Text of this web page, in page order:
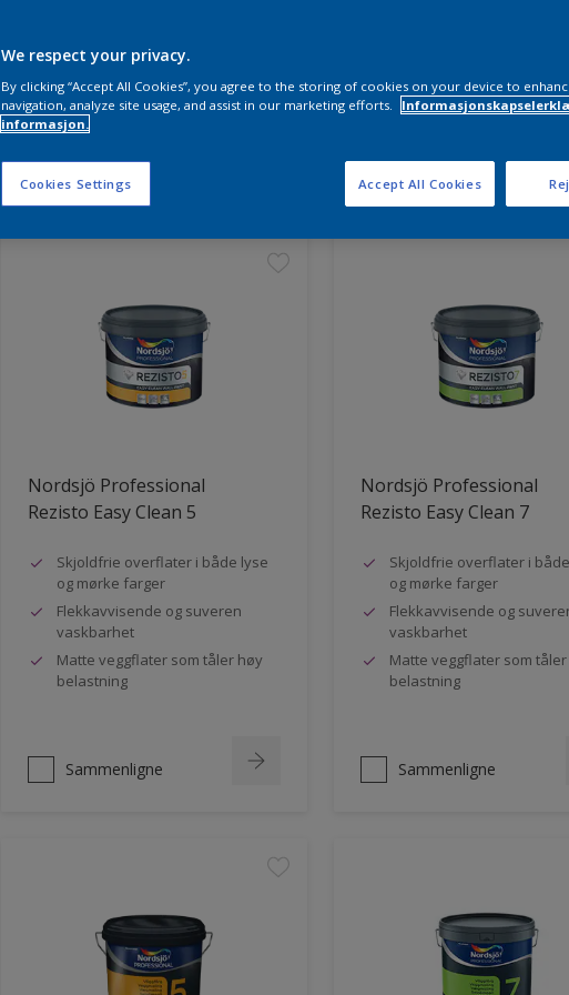
37produkter funnet
Nordsjö Professional
Rezisto Easy Clean 5
Skjoldfrie overflater i både lyse
og mørke farger
Flekkavvisende og suveren
vaskbarhet
Matte veggflater som tåler høy
belastning
Sammenligne
Nordsjö Professional
Rezisto Easy Clean 7
Skjoldfrie overflater i
og mørke farger
Flekkavvisende og
vaskbarhet
Matte veggflater som
belastning
Sammenligne
We respect your privacy.
By clicking “Accept All Cookies”, you agree to the storing of cookies on your device to
navigation, analyze site usage, and assist in our marketing efforts.
informasjon.
Cookies Settings Accept All Cookies